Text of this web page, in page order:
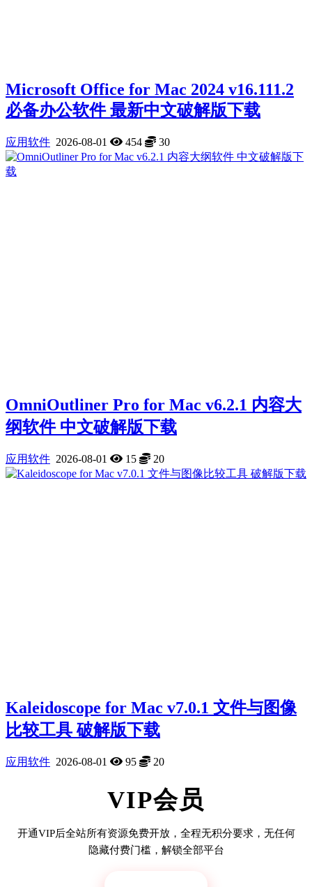
Microsoft Office for Mac 2024 v16.111.2
必备办公软件 最新中文破解版下载
应用软件 2026-08-01 454 30
OmniOutliner Pro for Mac v6.2.1 内容大
纲软件 中文破解版下载
应用软件 2026-08-01 15 20
Kaleidoscope for Mac v7.0.1 文件与图像
比较工具 破解版下载
应用软件 2026-08-01 95 20
VIP会员
开通VIP后全站所有资源免费开放，全程无积分要求，无任何
隐藏付费门槛，解锁全部平台